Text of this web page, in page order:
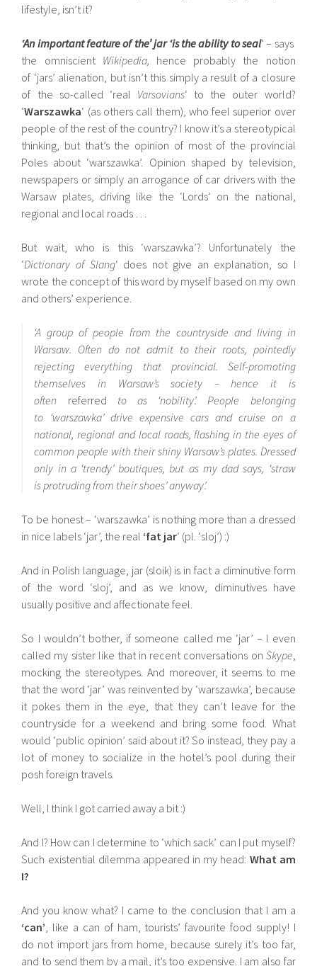
lifestyle, isn’t it?
‘An important feature of the’ jar ‘is the ability to seal‘ – says
the omniscient Wikipedia, hence probably the notion
of ‘jars’ alienation, but isn’t this simply a result of a closure
of the so-called ‘real Varsovians‘ to the outer world?
‘Warszawka‘ (as others call them), who feel superior over
people of the rest of the country? I know it’s a stereotypical
thinking, but that’s the opinion of most of the provincial
Poles about ‘warszawka’. Opinion shaped by television,
newspapers or simply an arrogance of car drivers with the
Warsaw plates, driving like the ‘Lords’ on the national,
regional and local roads …
But wait, who is this ‘warszawka’? Unfortunately the
‘Dictionary of Slang‘ does not give an explanation, so I
wrote the concept of this word by myself based on my own
and others’ experience.
‘A group of people from the countryside and living in
Warsaw. Often do not admit to their roots, pointedly
rejecting everything that provincial. Self-promoting
themselves in Warsaw’s society – hence it is
often referred to as ‘nobility’. People belonging
to ‘warszawka’ drive expensive cars and cruise on a
national, regional and local roads, flashing in the eyes of
common people with their shiny Warsaw’s plates. Dressed
only in a ‘trendy’ boutiques, but as my dad says, ‘straw
is protruding from their shoes’ anyway’.
To be honest – ‘warszawka’ is nothing more than a dressed
in nice labels ‘jar’, the real ‘fat jar‘ (pl. ‘sloj’) :)
And in Polish language, jar (sloik) is in fact a diminutive form
of the word ‘sloj’, and as we know, diminutives have
usually positive and affectionate feel.
So I wouldn’t bother, if someone called me ‘jar’ – I even
called my sister like that in recent conversations on Skype,
mocking the stereotypes. And moreover, it seems to me
that the word ‘jar’ was reinvented by ‘warszawka’, because
it pokes them in the eye, that they can’t leave for the
countryside for a weekend and bring some food. What
would ‘public opinion’ said about it? So instead, they pay a
lot of money to socialize in the hotel’s pool during their
posh foreign travels.
Well, I think I got carried away a bit :)
And I? How can I determine to ‘which sack’ can I put myself?
Such existential dilemma appeared in my head: What am
I?
And you know what? I came to the conclusion that I am a
‘can’, like a can of ham, tourists’ favourite food supply! I
do not import jars from home, because surely it’s too far,
and to send them by a mail, it’s too expensive. I am also far